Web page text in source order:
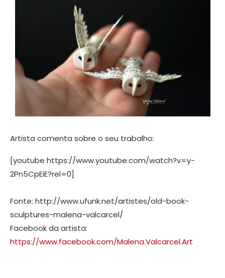
Artista comenta sobre o seu trabalho:
[youtube https://www.youtube.com/watch?v=y-
2Pn5CpEiE?rel=0]
Fonte: http://www.ufunk.net/artistes/old-book-
sculptures-malena-valcarcel/
Facebook da artista:
https://www.facebook.com/Malena.Valcarcel.Art